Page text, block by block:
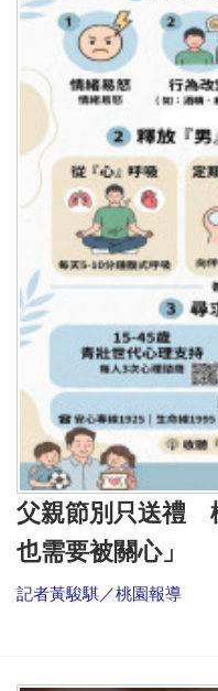
父親節別只送禮
也需要被關心」
記者黃駿騏／桃園報導